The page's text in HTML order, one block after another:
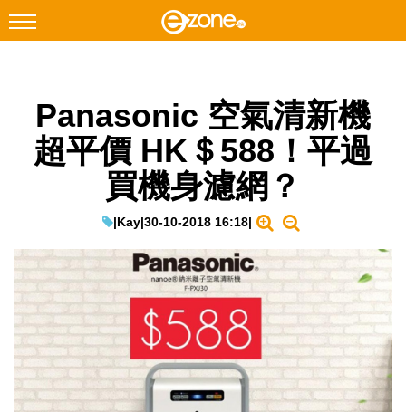
Facebook Instagram
科技焦點
教學評測
EduTech
IT Times
生成式AI與雲端應用
Enterprise Digital Transformation
Panasonic 空氣清新機
超平價 HK＄588！平過
買機身濾網？
|Kay|30-10-2018 16:18|